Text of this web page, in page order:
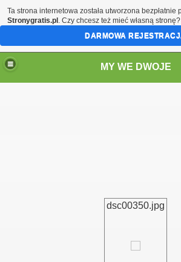
MY WE DWOJE
dsc00350.jpg
Ta strona internetowa została utworzona bezpłatnie
Stronygratis.pl . Czy chcesz też mieć własną stronę?
DARMOWA